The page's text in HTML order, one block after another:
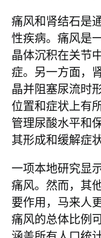
痛风和肾结石是
性疾病。痛风是
晶体沉积在关节
症。另一方面，
晶并阻塞尿流时
位置和症状上有
管理尿酸水平和
其形成和缓解症状
一项本地研究显
痛风。然而，其
要作用，马来人
痛风的总体比例